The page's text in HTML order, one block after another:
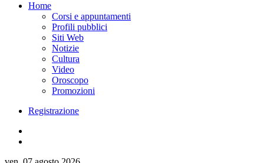
Home
Corsi e appuntamenti
Profili pubblici
Siti Web
Notizie
Cultura
Video
Oroscopo
Promozioni
Registrazione